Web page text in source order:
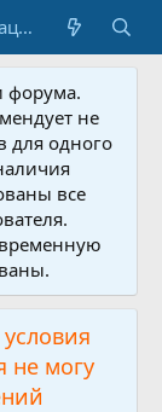
Регистрация
форума.
не
для одного
все
не могу